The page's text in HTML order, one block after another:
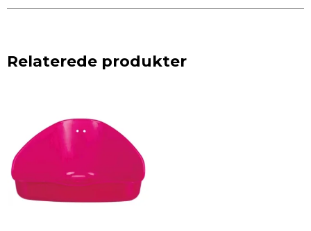
Relaterede produkter